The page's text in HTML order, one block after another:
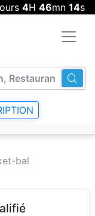
4H 46mn 14s
bal